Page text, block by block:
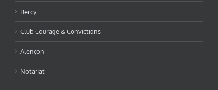
Bercy
Club Courage & Convictions
Alençon
Notariat